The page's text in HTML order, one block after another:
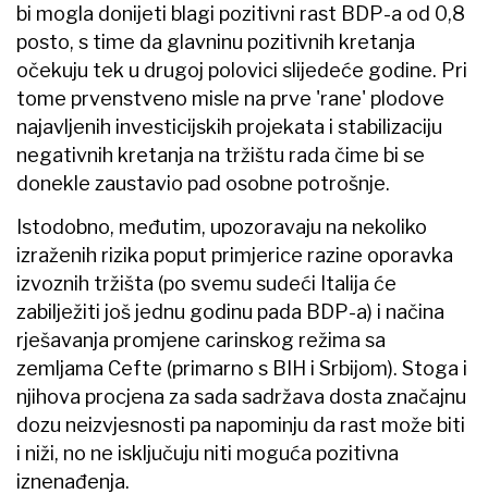
bi mogla donijeti blagi pozitivni rast BDP-a od 0,8
posto, s time da glavninu pozitivnih kretanja
očekuju tek u drugoj polovici slijedeće godine. Pri
tome prvenstveno misle na prve 'rane' plodove
najavljenih investicijskih projekata i stabilizaciju
negativnih kretanja na tržištu rada čime bi se
donekle zaustavio pad osobne potrošnje.
Istodobno, međutim, upozoravaju na nekoliko
izraženih rizika poput primjerice razine oporavka
izvoznih tržišta (po svemu sudeći Italija će
zabilježiti još jednu godinu pada BDP-a) i načina
rješavanja promjene carinskog režima sa
zemljama Cefte (primarno s BIH i Srbijom). Stoga i
njihova procjena za sada sadržava dosta značajnu
dozu neizvjesnosti pa napominju da rast može biti
i niži, no ne isključuju niti moguća pozitivna
iznenađenja.